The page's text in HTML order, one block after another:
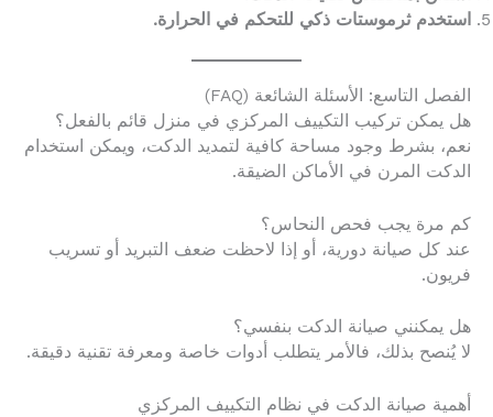
استخدم ثرموستات ذكي للتحكم في الحرارة.
الفصل التاسع: الأسئلة الشائعة (FAQ)
هل يمكن تركيب التكييف المركزي في منزل قائم بالفعل؟
نعم، بشرط وجود مساحة كافية لتمديد الدكت، ويمكن استخدام
الدكت المرن في الأماكن الضيقة.
كم مرة يجب فحص النحاس؟
عند كل صيانة دورية، أو إذا لاحظت ضعف التبريد أو تسريب
فريون.
هل يمكنني صيانة الدكت بنفسي؟
لا يُنصح بذلك، فالأمر يتطلب أدوات خاصة ومعرفة تقنية دقيقة.
أهمية صيانة الدكت في نظام التكييف المركزي